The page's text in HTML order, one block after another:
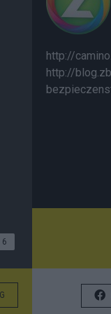
6
http://
http://